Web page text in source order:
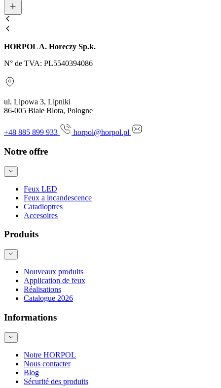
HORPOL A. Horeczy Sp.k.
N° de TVA: PL5540394086
ul. Lipowa 3, Lipniki
86-005 Biale Blota, Pologne
+48 885 899 933 horpol@horpol.pl
Notre offre
Feux LED
Feux a incandescence
Catadioptres
Accesoires
Produits
Nouveaux produits
Application de feux
Réalisations
Catalogue 2026
Informations
Notre HORPOL
Nous contacter
Blog
Sécurité des produits